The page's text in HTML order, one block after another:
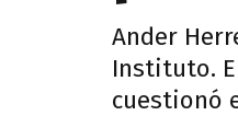
Ander
Instituto.
cuestionó